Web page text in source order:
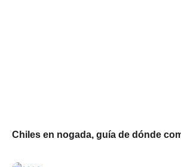
Chiles en nogada, guía de dónde